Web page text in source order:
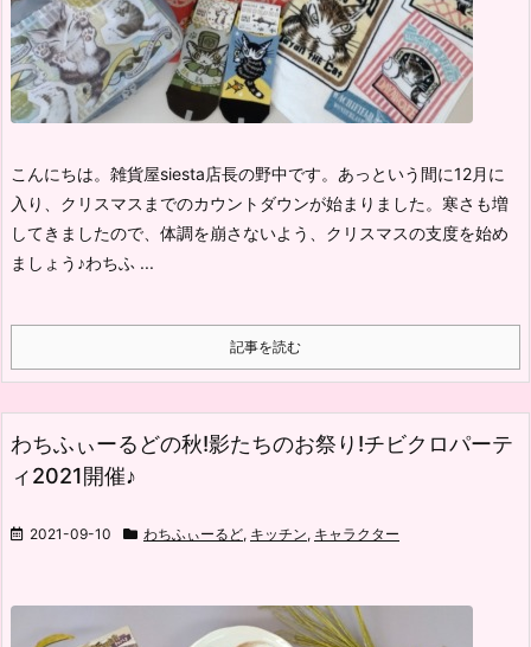
こんにちは。雑貨屋siesta店長の野中です。 あっという間に12月に
入り、クリスマスまでのカウントダウンが始まりました。 寒さも増
してきましたので、体調を崩さないよう、クリスマスの支度を始め
ましょう♪わちふ ...
記事を読む
わちふぃーるどの秋!影たちのお祭り!チビクロパーテ
ィ2021開催♪
2021-09-10 わちふぃーるど, キッチン, キャラクター